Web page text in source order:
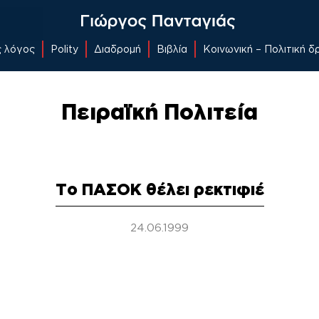
λόγος Polity Διαδρομή Βιβλία Κοινωνική – Πολιτική
Πειραϊκή Πολιτεία
Το ΠΑΣΟΚ θέλει ρεκτιφιέ
24.06.1999